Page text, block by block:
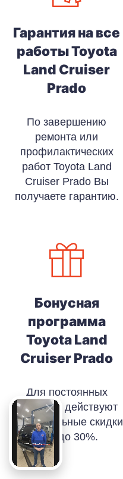
Гарантия на все
работы Toyota
Land Cruiser
Prado
По завершению
ремонта или
профилактических
работ Toyota Land
Cruiser Prado Вы
получаете гарантию.
Бонусная
программа
Toyota Land
Cruiser Prado
Для постоянных
клиентов действуют
накопительные скидки
от 5 до 30%.